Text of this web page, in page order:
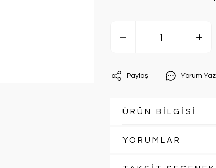
Paylaş Yorum Yaz
ÜRÜN BİLGİSİ
YORUMLAR